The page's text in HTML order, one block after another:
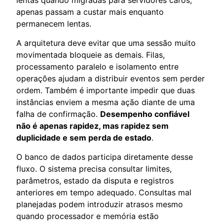
apenas passam a custar mais enquanto
permanecem lentas.
A arquitetura deve evitar que uma sessão muito
movimentada bloqueie as demais. Filas,
processamento paralelo e isolamento entre
operações ajudam a distribuir eventos sem perder
ordem. Também é importante impedir que duas
instâncias enviem a mesma ação diante de uma
falha de confirmação. Desempenho confiável
não é apenas rapidez, mas rapidez sem
duplicidade e sem perda de estado.
O banco de dados participa diretamente desse
fluxo. O sistema precisa consultar limites,
parâmetros, estado da disputa e registros
anteriores em tempo adequado. Consultas mal
planejadas podem introduzir atrasos mesmo
quando processador e memória estão